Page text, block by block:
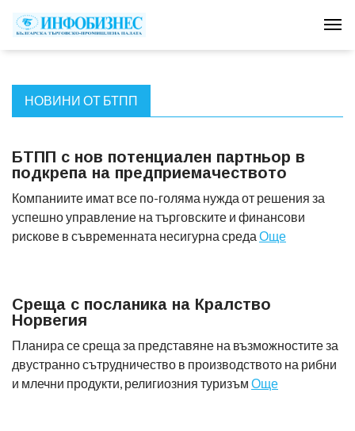
НОВИНИ ОТ БТПП
БТПП с нов потенциален партньор в
подкрепа на предприемачеството
Компаниите имат все по-голяма нужда от решения за
успешно управление на търговските и финансови
рискове в съвременната несигурна среда Още
Среща с посланика на Кралство
Норвегия
Планира се среща за представяне на възможностите за
двустранно сътрудничество в производството на рибни
и млечни продукти, религиозния туризъм Още